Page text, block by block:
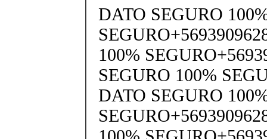
DATO SEGURO
100%
SEGURO 100%
DATO SEGURO